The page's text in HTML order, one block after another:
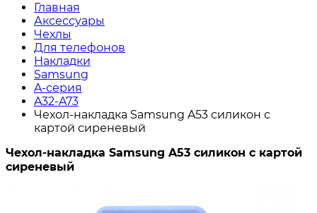
Главная
Аксессуары
Чехлы
Для телефонов
Накладки
Samsung
A-серия
A32-A73
Чехол-накладка Samsung A53 силикон с
картой сиреневый
Чехол-накладка Samsung A53 силикон с картой
сиреневый